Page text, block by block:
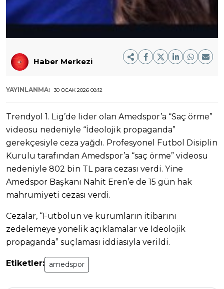
Haber Merkezi
YAYINLANMA: 30 OCAK 2026 08:12
Trendyol 1. Lig’de lider olan Amedspor’a “Saç örme”
videosu nedeniyle “İdeolojik propaganda”
gerekçesiyle ceza yağdı. Profesyonel Futbol Disiplin
Kurulu tarafından Amedspor’a “saç örme” videosu
nedeniyle 802 bin TL para cezası verdi. Yine
Amedspor Başkanı Nahit Eren’e de 15 gün hak
mahrumiyeti cezası verdi.
Cezalar, “Futbolun ve kurumların itibarını
zedelemeye yönelik açıklamalar ve İdeolojik
propaganda” suçlaması iddiasıyla verildi.
Etiketler: amedspor